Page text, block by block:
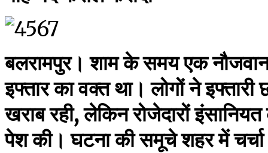
बलरामपुर। शाम के समय एक
इफ्तार का वक्त था। लोगों ने
खराब रही, लेकिन रोजेदारों
पेश की। घटना की समूचे शहर में